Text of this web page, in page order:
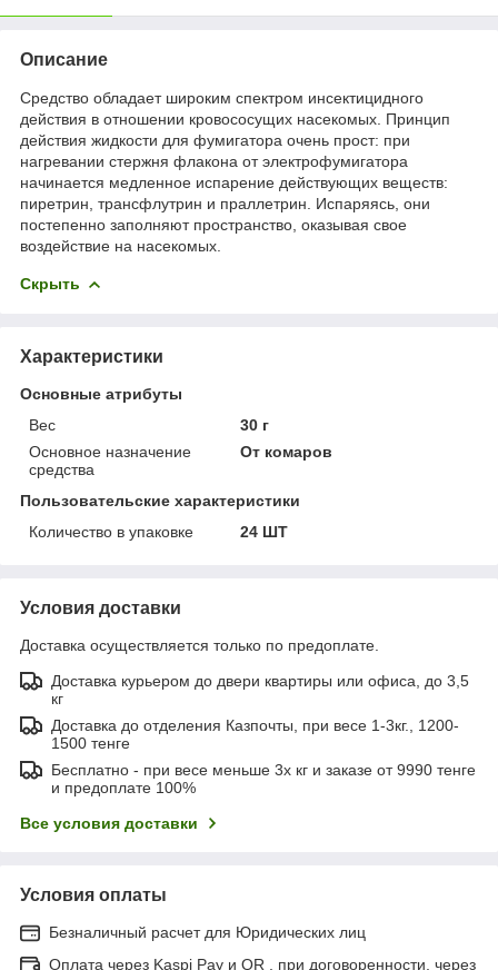
Описание
Средство обладает широким спектром инсектицидного
действия в отношении кровососущих насекомых. Принцип
действия жидкости для фумигатора очень прост: при
нагревании стержня флакона от электрофумигатора
начинается медленное испарение действующих веществ:
пиретрин, трансфлутрин и праллетрин. Испаряясь, они
постепенно заполняют пространство, оказывая свое
воздействие на насекомых.
Скрыть
Характеристики
Основные атрибуты
Вес
30 г
Основное назначение
средства
От комаров
Пользовательские характеристики
Количество в упаковке
24 ШТ
Условия доставки
Доставка осуществляется только по предоплате.
Доставка курьером до двери квартиры или офиса, до 3,5
кг
Доставка до отделения Казпочты, при весе 1-3кг., 1200-
1500 тенге
Бесплатно - при весе меньше 3х кг и заказе от 9990 тенге
и предоплате 100%
Все условия доставки
Условия оплаты
Безналичный расчет для Юридических лиц
Оплата через Kaspi Pay и QR , при договоренности, через